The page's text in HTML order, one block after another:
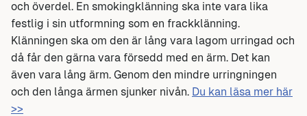
och överdel. En smokingklänning ska inte vara lika
festlig i sin utformning som en frackklänning.
Klänningen ska om den är lång vara lagom urringad och
då får den gärna vara försedd med en ärm. Det kan
även vara lång ärm. Genom den mindre urringningen
och den långa ärmen sjunker nivån. Du kan läsa mer här
>>